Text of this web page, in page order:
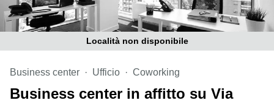
Coworking
Cagliari
Coworking
Brescia
Località non disponibile
Business center Ufficio Coworking
Business center in affitto su Via